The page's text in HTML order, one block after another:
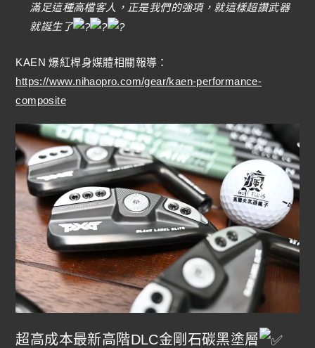
滿足這種高檔客人，正是我們的強項，就這樣超讚武器
就誕生了
KAEN 爆紅桿身媒體相關報導：
https://www.nihaopro.com/gear/kaen-performance-
composite
超高成本最新高階DLC金剛石碳黑塗層